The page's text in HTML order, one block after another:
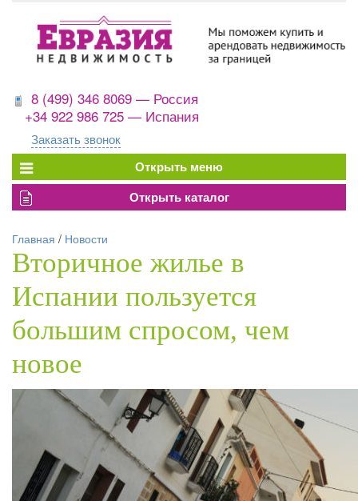
8 (499) 346 8069 — Россия
+34 922 986 725 — Испания
Заказать звонок
Главная / Новости
Вторичное жилье в
Испании пользуется
большим спросом, чем
новое